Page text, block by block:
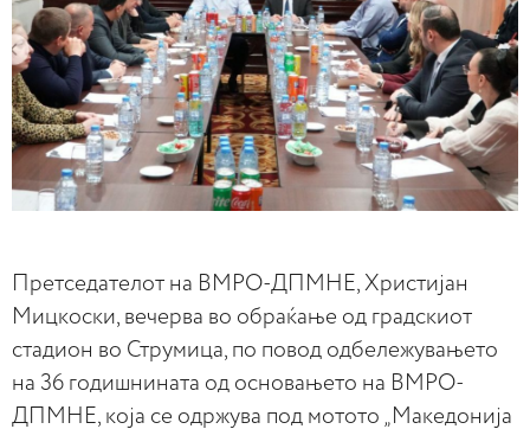
Претседателот на ВМРО-ДПМНЕ, Христијан
Мицкоски, вечерва во обраќање од градскиот
стадион во Струмица, по повод одбележувањето
на 36 годишнината од основањето на ВМРО-
ДПМНЕ, која се одржува под мотото „Македонија